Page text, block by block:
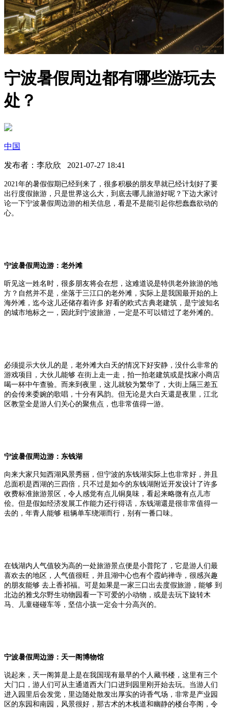
宁波暑假周边都有哪些游玩去
处？
中国
发布者：李欣欣 2021-07-27 18:41
2021年的暑假假期已经到来了，很多积极的朋友早就已经计划好了要
出行度假旅游，只是世界这么大，到底去哪儿旅游好呢？下边大家讨
论一下宁波暑假周边游的相关信息，看是不是能引起你想蠢蠢欲动的
心。
宁波暑假周边游：老外滩
听见这一姓名时，很多朋友将会在想，这难道说是特供老外旅游的地
方？自然并不是，坐落于三江口的老外滩，实际上是我国最开始的上
海外滩，迄今这儿还储存着许多 好看的欧式古典老建筑，是宁波知名
的城市地标之一，因此到宁波旅游，一定是不可以错过了老外滩的。
必须提示大伙儿的是，老外滩大白天的情况下好安静，没什么非常的
游戏项目，大伙儿能够 在街上走一走，拍一拍老建筑或是找家小商店
喝一杯中午查验。而来到夜里，这儿就较为繁华了，大街上隔三差五
的会传来委婉的歌唱，十分有风韵。但无论是大白天還是夜里，江北
区教堂全是游人们关心的聚焦点，也非常值得一游。
宁波暑假周边游：东钱湖
向来大家只知西湖风景秀丽，但宁波的东钱湖实际上也非常好，并且
总面积是西湖的三四倍，只不过是如今的东钱湖附近开发设计了许多
收费标准旅游景区，令人感觉有点儿铜臭味，看起来略微有点儿市
侩。但是假如经济发展工作能力还行得话，东钱湖還是很非常值得一
去的，年青人能够 租辆单车绕湖而行，别有一番口味。
在钱湖内人气值较为高的一处旅游景点便是小普陀了，它是游人们最
喜欢去的地区，人气值很旺，并且湖中心也有个霞屿禅寺，很感兴趣
的朋友能够 去上香祁福。可是如果是一家三口出去度假旅游，能够 到
北边的雅戈尔野生动物园看一下可爱的小动物，或是去玩下旋转木
马、儿童碰碰车等，坚信小孩一定会十分高兴的。
宁波暑假周边游：天一阁博物馆
说起来，天一阁算是上是在我国现有最早的个人藏书楼，这里有三个
大门口，游人们可从主通道西大门口进到园里刚开始去玩。当游人们
进入园里后会发觉，里边随处散发出厚实的诗香气场，非常是产业园
区的东园和南园，风景很好，那古术的木栈道和幽静的楼台亭阁，令